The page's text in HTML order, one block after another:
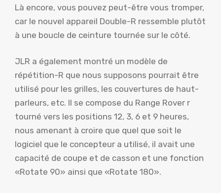
Là encore, vous pouvez peut-être vous tromper,
car le nouvel appareil Double-R ressemble plutôt
à une boucle de ceinture tournée sur le côté.
JLR a également montré un modèle de
répétition-R que nous supposons pourrait être
utilisé pour les grilles, les couvertures de haut-
parleurs, etc. Il se compose du Range Rover r
tourné vers les positions 12, 3, 6 et 9 heures,
nous amenant à croire que quel que soit le
logiciel que le concepteur a utilisé, il avait une
capacité de coupe et de casson et une fonction
«Rotate 90» ainsi que «Rotate 180».